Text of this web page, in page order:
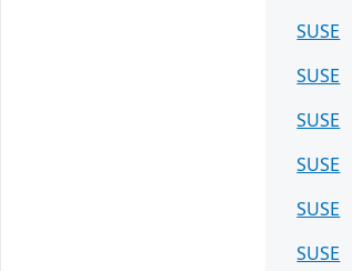
SUSE
SUSE
SUSE
SUSE
SUSE
SUSE